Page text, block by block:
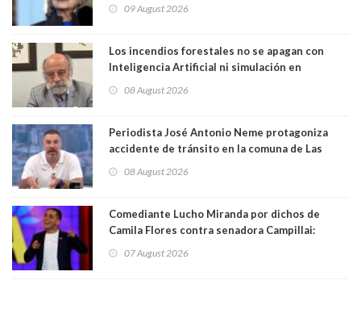
casa. Y la está destruyendo”
09 August 2026
Los incendios forestales no se apagan con
Inteligencia Artificial ni simulación en
Magister en Asentamientos Humanos PUC
08 August 2026
Periodista José Antonio Neme protagoniza
accidente de tránsito en la comuna de Las
08 August 2026
Comediante Lucho Miranda por dichos de
Camila Flores contra senadora Campillai:
forma de quitar dignidad"
07 August 2026